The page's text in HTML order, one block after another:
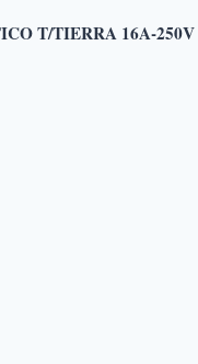
T/TIERRA 16A-250V